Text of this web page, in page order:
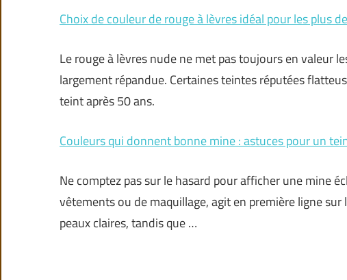
Choix de couleur de rouge à lèvres idéal pour les plus
Le rouge à lèvres nude ne met pas toujours en valeur
largement répandue. Certaines teintes réputées
teint après 50 ans.
Couleurs qui donnent bonne mine : astuces pour un
Ne comptez pas sur le hasard pour afficher une mine
vêtements ou de maquillage, agit en première ligne
peaux claires, tandis que …